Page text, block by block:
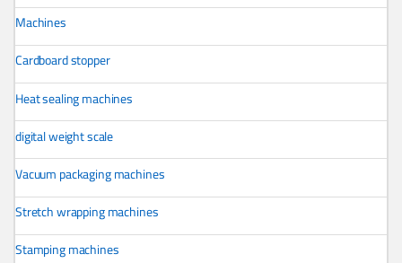
Machines
Cardboard stopper
Heat sealing machines
digital weight scale
Vacuum packaging machines
Stretch wrapping machines
Stamping machines